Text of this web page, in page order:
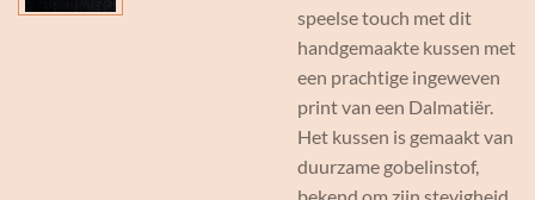
speelse touch met dit
handgemaakte kussen met
een prachtige ingeweven
print van een Dalmatiër.
Het kussen is gemaakt van
duurzame gobelinstof,